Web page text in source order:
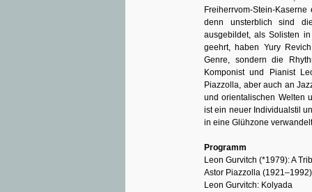
Freiherrvom-Stein-
denn unsterblich sind
ausgebildet, als Solisten
geehrt, haben Yury
Genre, sondern die
Komponist und Pianist
Piazzolla, aber auch an
und orientalischen Welten
ist ein neuer Individualstil
in eine Glühzone
Programm
Leon Gurvitch (*1979): A
Astor Piazzolla
Leon Gurvitch: Kolyada